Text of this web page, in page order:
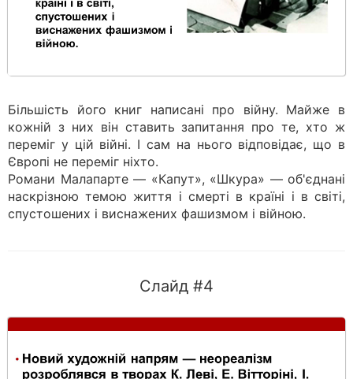
Більшість його книг написані про війну. Майже в
кожній з них він ставить запитання про те, хто ж
переміг у цій війні. І сам на нього відповідає, що в
Європі не переміг ніхто.
Романи Малапарте — «Капут», «Шкура» — об'єднані
наскрізною темою життя і смерті в країні і в світі,
спустошених і виснажених фашизмом і війною.
Слайд #4